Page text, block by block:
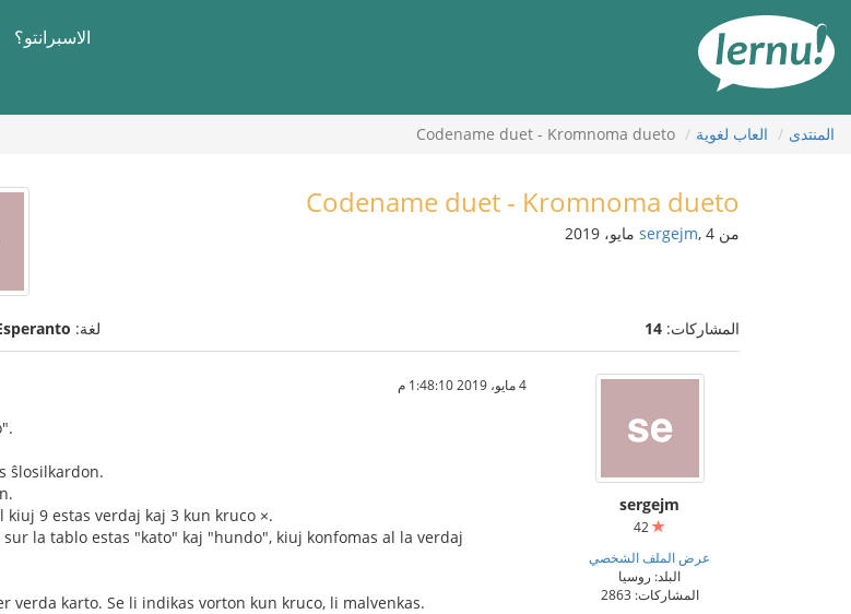
المحتويات
الاسبرانتو؟
المنتدى العاب لغوية Codename duet - Kromnoma dueto
Codename duet - Kromnoma dueto
من sergejm, 4 مايو، 2019
المشاركات: 14 لغة:
sergejm
عرض الملف الشخصي
البلد: روسيا
المشاركات: 2863
4 مايو، 2019 1:48:10 م
ŝlosilkardon.
9 estas verdaj kaj 3 kun kruco ×.
la tablo estas "kato" kaj "hundo", kiuj konfomas al la verdaj
verda karto. Se li indikas vorton kun kruco, li malvenkas.